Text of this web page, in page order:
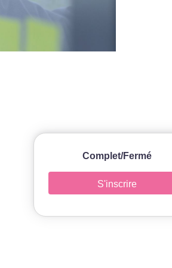
Complet/Fermé
S'inscrire